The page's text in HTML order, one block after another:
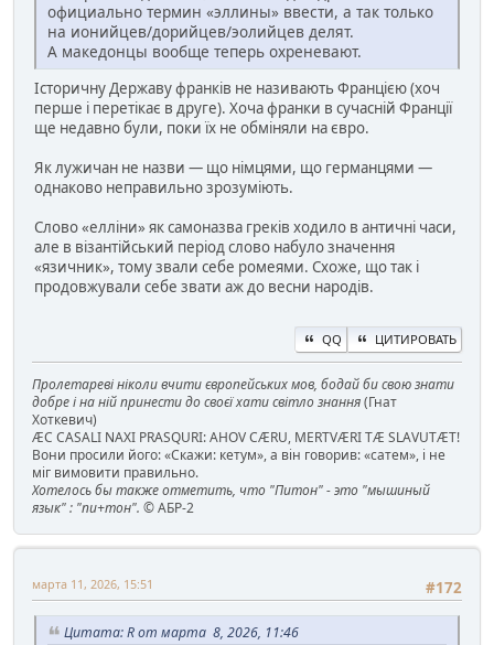
официально термин «эллины» ввести, а так только
на ионийцев/дорийцев/эолийцев делят.
А македонцы вообще теперь охреневают.
Історичну Державу франків не називають Францією (хоч
перше і перетікає в друге). Хоча франки в сучасній Франції
ще недавно були, поки їх не обміняли на євро.
Як лужичан не назви — що німцями, що германцями —
однаково неправильно зрозуміють.
Слово «елліни» як самоназва греків ходило в античні часи,
але в візантійський період слово набуло значення
«язичник», тому звали себе ромеями. Схоже, що так і
продовжували себе звати аж до весни народів.
QQ ЦИТИРОВАТЬ
Пролетареві ніколи вчити європейських мов, бодай би свою знати
добре і на ній принести до своєї хати світло знання(Гнат
Хоткевич)
ÆC CASALI NAXI PRASQURI: AHOV CÆRU, MERTVÆRI TÆ SLAVUTÆT!
Вони просили його: «Скажи: кетум», а він говорив: «сатем», і не
міг вимовити правильно.
Хотелось бы также отметить, что "Питон" - это "мышиный
язык" : "пи+тон". © АБР-2
#172
марта 11, 2026, 15:51
Цитата: R от марта 8, 2026, 11:46